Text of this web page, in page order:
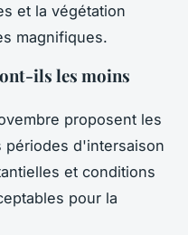
et la végétation
magnifiques.
ils les moins
proposent les
périodes d'intersaison
et conditions
pour la